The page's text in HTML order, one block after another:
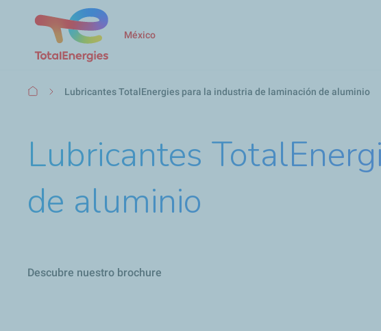
México
Ruta
Lubricantes TotalEnergies para la industria de laminación de aluminio
Lubricantes
de aluminio
Descubre nuestro brochure